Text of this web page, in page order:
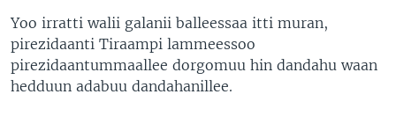
Yoo irratti walii galanii balleessaa itti muran,
pirezidaanti Tiraampi lammeessoo
pirezidaantummaallee dorgomuu hin dandahu waan
hedduun adabuu dandahanillee.